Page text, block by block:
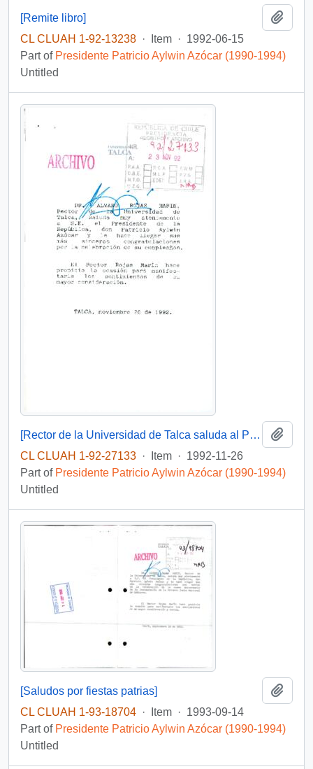
[Remite libro]
CL CLUAH 1-92-13238 · Item · 1992-06-15
Part of Presidente Patricio Aylwin Azócar (1990-1994)
Untitled
[Rector de la Universidad de Talca saluda al Presidente en su cumpleaños]
CL CLUAH 1-92-27133 · Item · 1992-11-26
Part of Presidente Patricio Aylwin Azócar (1990-1994)
Untitled
[Saludos por fiestas patrias]
CL CLUAH 1-93-18704 · Item · 1993-09-14
Part of Presidente Patricio Aylwin Azócar (1990-1994)
Untitled